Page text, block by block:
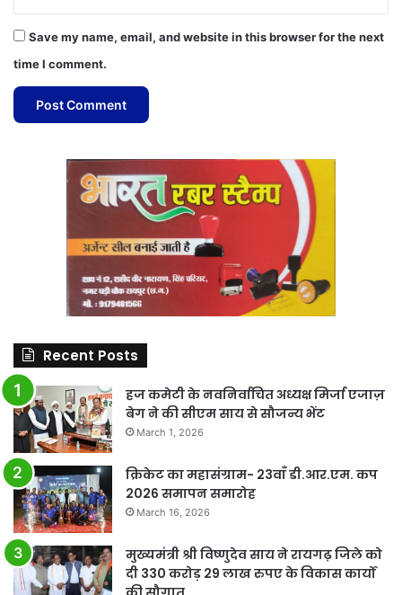
Save my name, email, and website in this browser for the next
time I comment.
Recent Posts
हज कमेटी के नवनिर्वाचित अध्यक्ष मिर्जा एजाज़
बेग ने की सीएम साय से सौजन्य भेंट
March 1, 2026
क्रिकेट का महासंग्राम- 23वाँ डी.आर.एम. कप
2026 समापन समारोह
March 16, 2026
मुख्यमंत्री श्री विष्णुदेव साय ने रायगढ़ जिले को
दी 330 करोड़ 29 लाख रुपए के विकास कार्यों